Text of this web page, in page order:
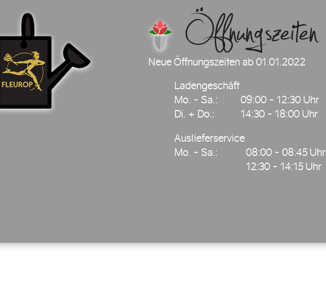
Öffnungszeiten
Neue Öffnungszeiten ab 01.01.2022
Ladengeschäft
Mo. - Sa.:
09:00 - 12:30 Uhr
Di. + Do.:
14:30 - 18:00 Uhr
Auslieferservice
Mo. - Sa.:
08:00 - 08:45 Uhr
12:30 - 14:15 Uhr